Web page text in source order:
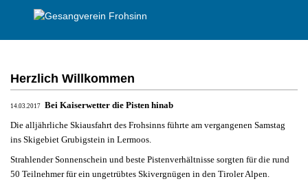
Herzlich Willkommen
14.03.2017 Bei Kaiserwetter die Pisten hinab
Die alljährliche Skiausfahrt des Frohsinns führte am vergangenen Samstag
ins Skigebiet Grubigstein in Lermoos.
Strahlender Sonnenschein und beste Pistenverhältnisse sorgten für die rund
50 Teilnehmer für ein ungetrübtes Skivergnügen in den Tiroler Alpen.